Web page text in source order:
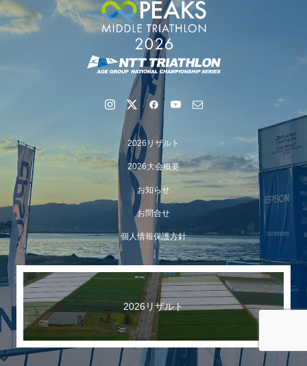
【会議報告】諏訪地域６市町村連絡会議を開催しました
【イベント報告】Luminaオンラインガイドツアーが開催
されました
2026リザルト
2026大会概要
お知らせ
お問合せ
個人情報保護方針
2026リザルト